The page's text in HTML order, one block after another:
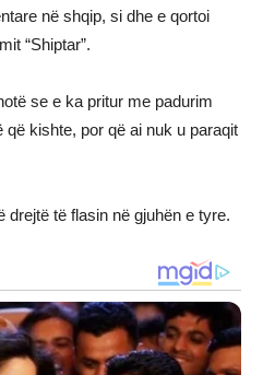
në shqip, si dhe e qortoi
“Shiptar”.
se e ka pritur me padurim
që kishte, por që ai nuk u paraqit
drejtë të flasin në gjuhën e tyre.